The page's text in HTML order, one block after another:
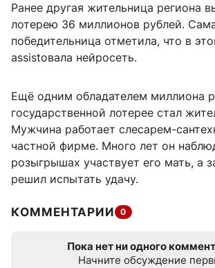
Ранее другая жительница региона
лотерею 36 миллионов рублей.
победительница отметила, что в
assistовала нейросеть.
Ещё одним обладателем миллиона
государственной лотерее стал
Мужчина работает слесарем-
частной фирме. Много лет он
розыгрышах участвует его мать, а
решил испытать удачу.
КОММЕНТАРИИ 0
Пока нет ни одного
Начните обсуждение